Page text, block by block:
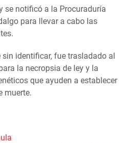
se notificó a la Procuraduría
para llevar a cabo las
sin identificar, fue trasladado al
la necropsia de ley y la
que ayuden a establecer
muerte.